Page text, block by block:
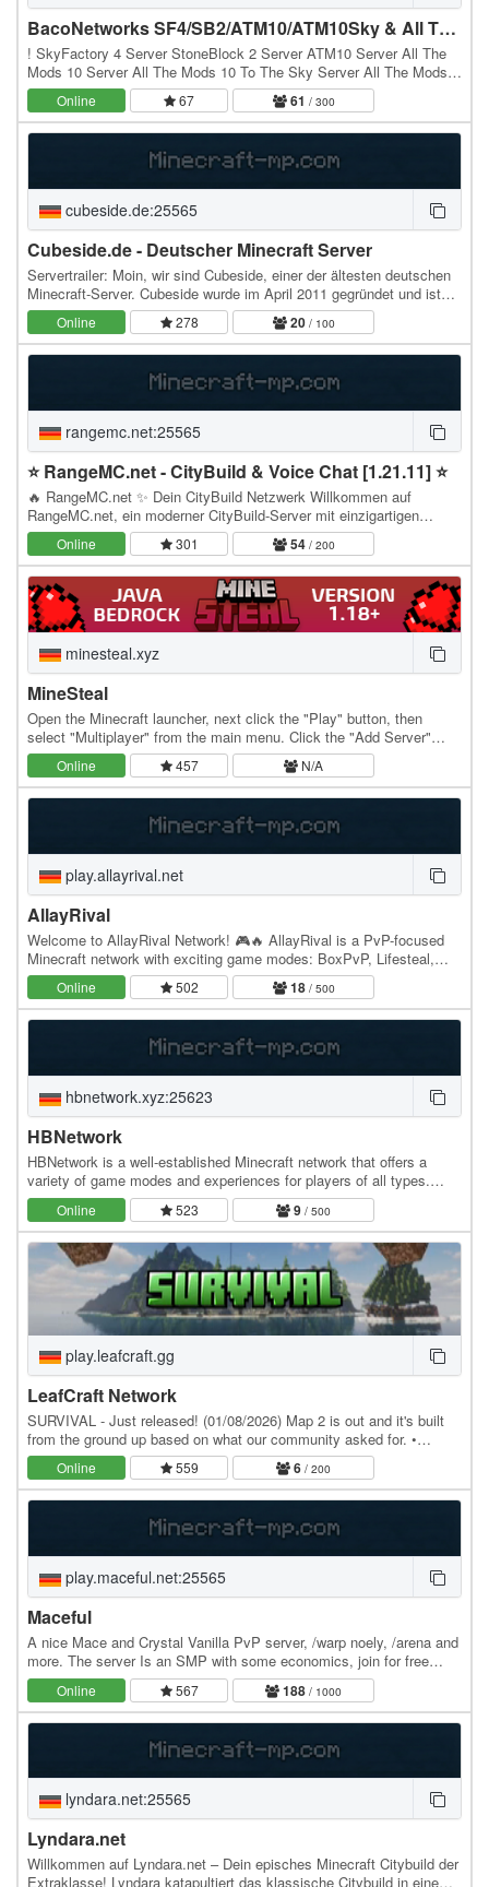
BacoNetworks SF4/SB2/ATM10/ATM10Sky & All The Mons Server
! SkyFactory 4 Server StoneBlock 2 Server ATM10 Server All The
Mods 10 Server All The Mods 10 To The Sky Server All The Mods
10 TTS Server ATM10 TTS Server ATM10 Sky…
Online 67 61 / 300
cubeside.de:25565
Cubeside.de - Deutscher Minecraft Server
Servertrailer: Moin, wir sind Cubeside, einer der ältesten deutschen
Minecraft-Server. Cubeside wurde im April 2011 gegründet und ist
seitdem ein fester Bestandteil der…
Online 278 20/ 100
rangemc.net:25565
⭐ RangeMC.net - CityBuild & Voice Chat [1.21.11] ⭐
🔥 RangeMC.net ✨ Dein CityBuild Netzwerk Willkommen auf
RangeMC.net, ein moderner CityBuild-Server mit einzigartigen
Features, aktiver Community und endlosen…
Online 301 54/ 200
minesteal.xyz
MineSteal
Open the Minecraft launcher, next click the "Play" button, then
select "Multiplayer" from the main menu. Click the "Add Server"
button to open the server information…
Online 457 N/A
play.allayrival.net
AllayRival
Welcome to AllayRival Network! 🎮🔥 AllayRival is a PvP-focused
Minecraft network with exciting game modes: BoxPvP, Lifesteal,
Survival, Gens! We offer frequent updates,…
Online 502 18/ 500
hbnetwork.xyz:25623
HBNetwork
HBNetwork is a well-established Minecraft network that offers a
variety of game modes and experiences for players of all types.
Known for its strong community and…
Online 523 9 / 500
play.leafcraft.gg
LeafCraft Network
SURVIVAL - Just released! (01/08/2026) Map 2 is out and it's built
from the ground up based on what our community asked for. •
Custom items and gear progression • Custom…
Online 559 6 / 200
play.maceful.net:25565
Maceful
A nice Mace and Crystal Vanilla PvP server, /warp noely, /arena and
more. The server Is an SMP with some economics, join for free
rank! Also, the server has a /shop and…
Online 567 188 / 1000
lyndara.net:25565
Lyndara.net
Willkommen auf Lyndara.net – Dein episches Minecraft Citybuild der
Extraklasse! Lyndara katapultiert das klassische Citybuild in eine